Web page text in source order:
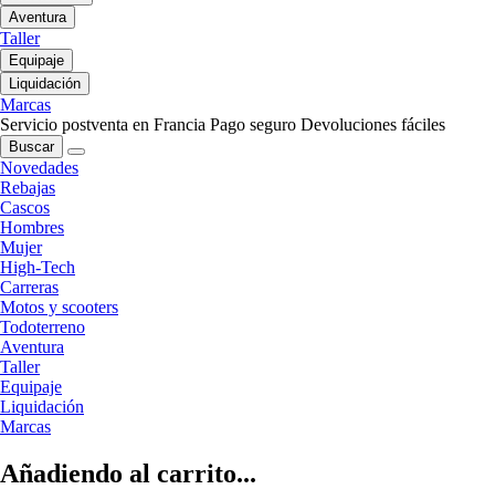
Aventura
Taller
Equipaje
Liquidación
Marcas
Servicio postventa en Francia Pago seguro Devoluciones fáciles
Buscar
Novedades
Rebajas
Cascos
Hombres
Mujer
High-Tech
Carreras
Motos y scooters
Todoterreno
Aventura
Taller
Equipaje
Liquidación
Marcas
Añadiendo al carrito...